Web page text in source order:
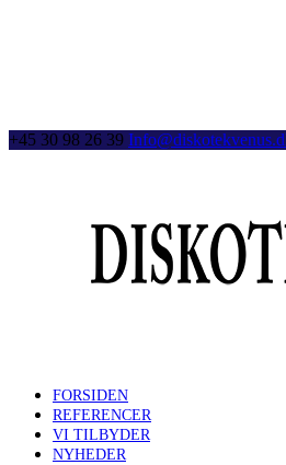
+45 30 98 26 39
FORSIDEN
REFERENCER
VI TILBYDER
NYHEDER